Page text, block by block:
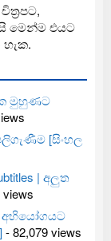
මෙන්ම එයට
මුහුණට
[සිංහල
| අලුත
views
| අභියෝගයට
- 82,079 views